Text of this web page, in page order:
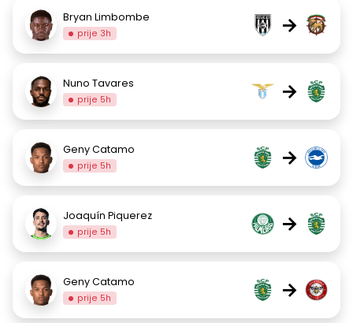
Bryan Limbombe
prije 3h →
Nuno Tavares
prije 5h →
Geny Catamo
prije 5h →
Joaquín Piquerez
prije 5h →
Geny Catamo
prije 5h →